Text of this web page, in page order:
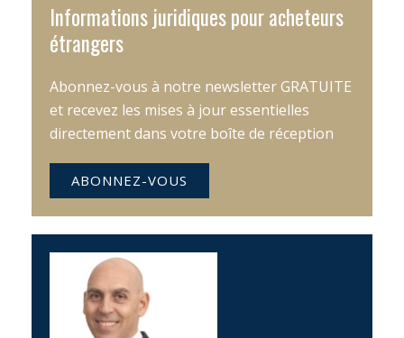
Informations juridiques pour acheteurs
étrangers
Abonnez-vous à notre newsletter GRATUITE
et recevez les mises à jour essentielles
directement dans votre boîte de réception
ABONNEZ-VOUS